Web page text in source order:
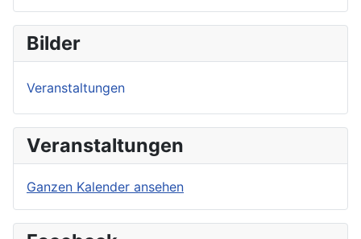
Bilder
Veranstaltungen
Veranstaltungen
Ganzen Kalender ansehen